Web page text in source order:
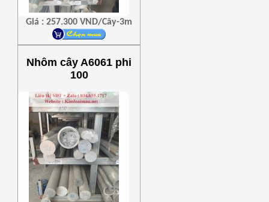
Giá : 257.300 VND/Cây-3m
Nhôm cây A6061 phi
100